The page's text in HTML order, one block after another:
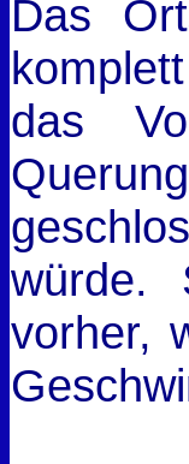
Das
das
würde.
vorher,